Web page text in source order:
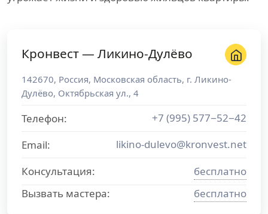
Кронвест — Ликино-Дулёво
142670, Россия, Московская область, г. Ликино-
Дулёво, Октябрьская ул., 4
Телефон:
+7 (995) 577−52−42
Email:
likino-dulevo@kronvest.net
Консультация:
бесплатно
Вызвать мастера:
бесплатно